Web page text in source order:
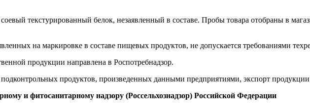
текстурированный белок, незаявленный в составе. Пробы товара отобраны в
на маркировке в составе пищевых продуктов, не допускается требованиями
продукции направлена в Роспотребнадзор.
продуктов, произведенных данными предприятиями, экспорт продукции
и фитосанитарному надзору (Россельхознадзор) Российской Федерации